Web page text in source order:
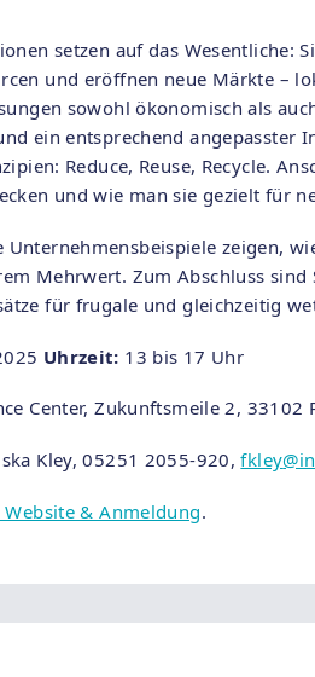
setzen auf das Wesentliche:
und eröffnen neue Märkte –
sowohl ökonomisch als
ein entsprechend angepasster
Reduce, Reuse, Recycle.
und wie man sie gezielt für
Unternehmensbeispiele zeigen,
Mehrwert. Zum Abschluss
für frugale und gleichzeitig
Uhrzeit: 13 bis 17 Uhr
Center, Zukunftsmeile 2, 33102
Kley, 05251 2055-920,fkley
& Anmeldung.